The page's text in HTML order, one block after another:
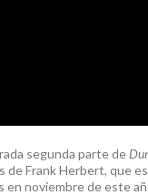
segunda parte de
de Frank Herbert, que
en noviembre de este